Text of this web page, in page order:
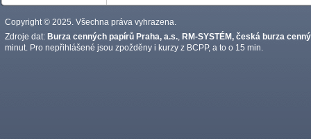
Copyright © 2025. Všechna práva vyhrazena.
Zdroje dat: Burza cenných papírů Praha, a.s. RM-SYSTÉM, česká burza
minut. Pro nepřihlášené jsou zpožděny i kurzy z BCPP, a to o 15 min.